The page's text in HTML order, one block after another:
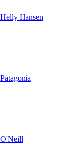
Helly Hansen
Patagonia
O'Neill